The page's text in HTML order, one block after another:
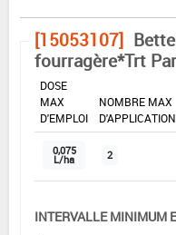
[15053107]
fourragère*Trt
DOSE
MAX
D'EMPLOI
NOMBRE MAX
D'APPLICATION
0,075
L/ha 2
INTERVALLE MINIMUM